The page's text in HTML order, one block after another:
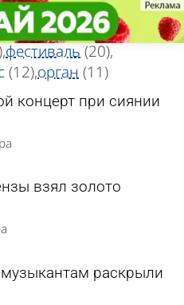
фестиваль (20)
(12)орган (11)
концерт при сиянии
взял золото
раскрыли